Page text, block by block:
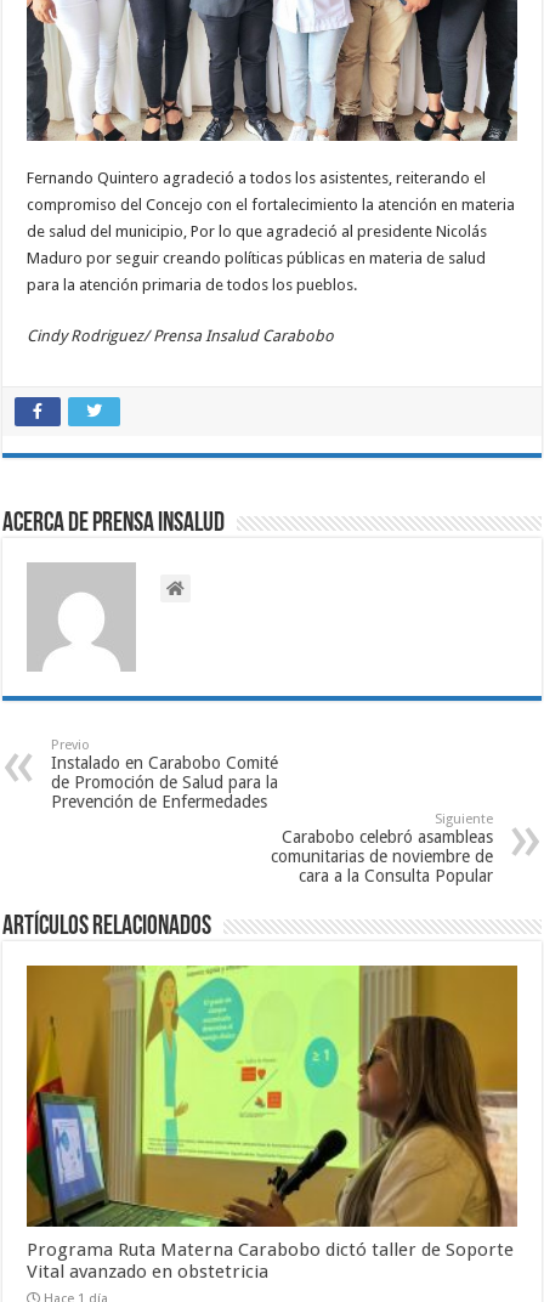
Fernando Quintero agradeció a todos los asistentes, reiterando el
compromiso del Concejo con el fortalecimiento la atención en materia
de salud del municipio, Por lo que agradeció al presidente Nicolás
Maduro por seguir creando políticas públicas en materia de salud
para la atención primaria de todos los pueblos.
Cindy Rodriguez/ Prensa Insalud Carabobo
Acerca de Prensa INSALUD
Previo
Instalado en Carabobo Comité
de Promoción de Salud para la
Prevención de Enfermedades
Siguiente
Carabobo celebró asambleas
comunitarias de noviembre de
cara a la Consulta Popular
Artículos relacionados
Programa Ruta Materna Carabobo dictó taller de Soporte
Vital avanzado en obstetricia